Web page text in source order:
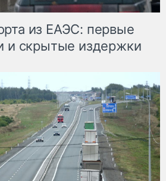
из ЕАЭС: первые
и скрытые издержки